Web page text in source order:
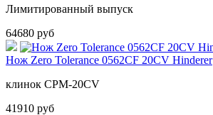
Лимитированный выпуск
64680 руб
Нож Zero Tolerance 0562CF 20CV Hinderer
клинок CPM-20CV
41910 руб